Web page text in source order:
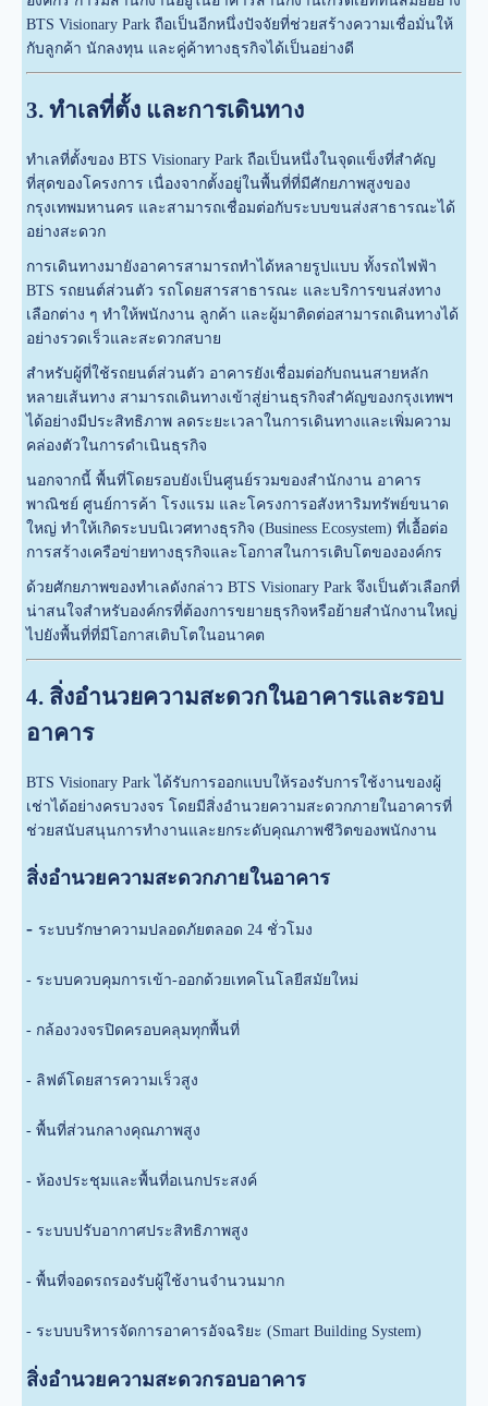
BTS Visionary Park ถือเป็นอีกหนึ่งปัจจัยที่ช่วยสร้างความเชื่อมั่นให้
กับลูกค้า นักลงทุน และคู่ค้าทางธุรกิจได้เป็นอย่างดี
3. ทำเลที่ตั้ง และการเดินทาง
ทำเลที่ตั้งของ BTS Visionary Park ถือเป็นหนึ่งในจุดแข็งที่สำคัญ
ที่สุดของโครงการ เนื่องจากตั้งอยู่ในพื้นที่ที่มีศักยภาพสูงของ
กรุงเทพมหานคร และสามารถเชื่อมต่อกับระบบขนส่งสาธารณะได้
อย่างสะดวก
การเดินทางมายังอาคารสามารถทำได้หลายรูปแบบ ทั้งรถไฟฟ้า
BTS รถยนต์ส่วนตัว รถโดยสารสาธารณะ และบริการขนส่งทาง
เลือกต่าง ๆ ทำให้พนักงาน ลูกค้า และผู้มาติดต่อสามารถเดินทางได้
อย่างรวดเร็วและสะดวกสบาย
สำหรับผู้ที่ใช้รถยนต์ส่วนตัว อาคารยังเชื่อมต่อกับถนนสายหลัก
หลายเส้นทาง สามารถเดินทางเข้าสู่ย่านธุรกิจสำคัญของกรุงเทพฯ
ได้อย่างมีประสิทธิภาพ ลดระยะเวลาในการเดินทางและเพิ่มความ
คล่องตัวในการดำเนินธุรกิจ
นอกจากนี้ พื้นที่โดยรอบยังเป็นศูนย์รวมของสำนักงาน อาคาร
พาณิชย์ ศูนย์การค้า โรงแรม และโครงการอสังหาริมทรัพย์ขนาด
ใหญ่ ทำให้เกิดระบบนิเวศทางธุรกิจ (Business Ecosystem) ที่เอื้อต่อ
การสร้างเครือข่ายทางธุรกิจและโอกาสในการเติบโตขององค์กร
ด้วยศักยภาพของทำเลดังกล่าว BTS Visionary Park จึงเป็นตัวเลือกที่
น่าสนใจสำหรับองค์กรที่ต้องการขยายธุรกิจหรือย้ายสำนักงานใหญ่
ไปยังพื้นที่ที่มีโอกาสเติบโตในอนาคต
4. สิ่งอำนวยความสะดวกในอาคารและรอบ
อาคาร
BTS Visionary Park ได้รับการออกแบบให้รองรับการใช้งานของผู้
เช่าได้อย่างครบวงจร โดยมีสิ่งอำนวยความสะดวกภายในอาคารที่
ช่วยสนับสนุนการทำงานและยกระดับคุณภาพชีวิตของพนักงาน
สิ่งอำนวยความสะดวกภายในอาคาร
- ระบบรักษาความปลอดภัยตลอด 24 ชั่วโมง
- ระบบควบคุมการเข้า-ออกด้วยเทคโนโลยีสมัยใหม่
- กล้องวงจรปิดครอบคลุมทุกพื้นที่
- ลิฟต์โดยสารความเร็วสูง
-พื้นที่ส่วนกลางคุณภาพสูง
- ห้องประชุมและพื้นที่อเนกประสงค์
- ระบบปรับอากาศประสิทธิภาพสูง
- พื้นที่จอดรถรองรับผู้ใช้งานจำนวนมาก
- ระบบบริหารจัดการอาคารอัจฉริยะ (Smart Building System)
สิ่งอำนวยความสะดวกรอบอาคาร